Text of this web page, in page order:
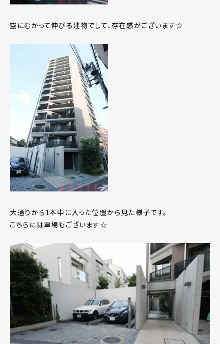
空にむかって伸びる建物でして、存在感がございます☆
大通りから1本中に入った位置から見た様子です。
こちらに駐車場もございます☆